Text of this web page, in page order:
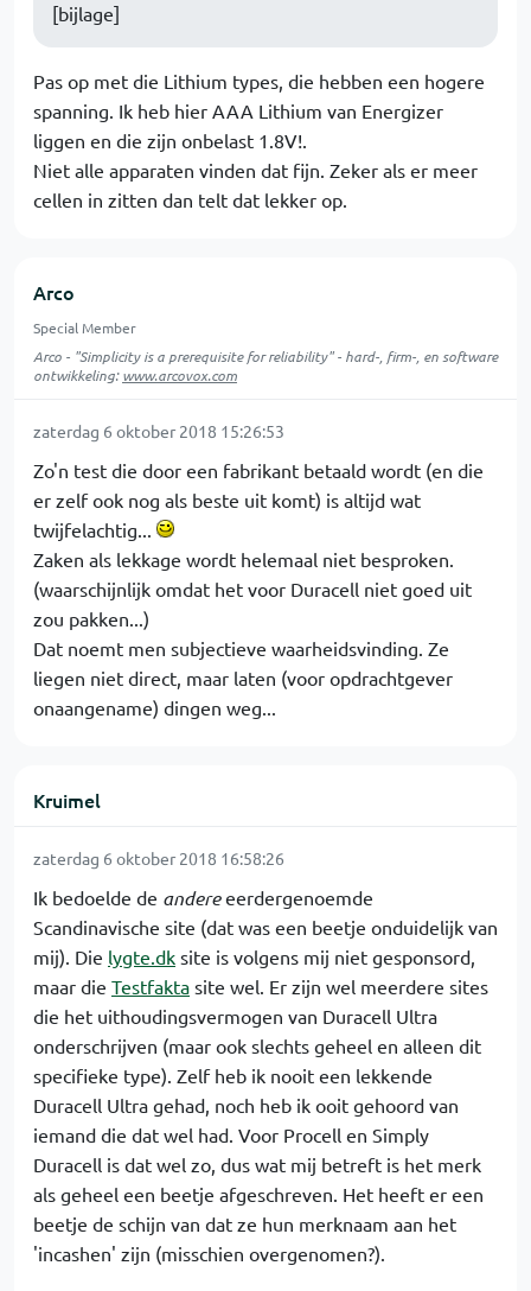
[bijlage]
Pas op met die Lithium types, die hebben een hogere
spanning. Ik heb hier AAA Lithium van Energizer
liggen en die zijn onbelast 1.8V!.
Niet alle apparaten vinden dat fijn. Zeker als er meer
cellen in zitten dan telt dat lekker op.
Arco
Special Member
Arco - "Simplicity is a prerequisite for reliability" - hard-, firm-, en software
ontwikkeling:www.arcovox.com
zaterdag 6 oktober 2018 15:26:53
Zo'n test die door een fabrikant betaald wordt (en die
er zelf ook nog als beste uit komt) is altijd wat
twijfelachtig...
Zaken als lekkage wordt helemaal niet besproken.
(waarschijnlijk omdat het voor Duracell niet goed uit
zou pakken...)
Dat noemt men subjectieve waarheidsvinding. Ze
liegen niet direct, maar laten (voor opdrachtgever
onaangename) dingen weg...
Kruimel
zaterdag 6 oktober 2018 16:58:26
Ik bedoelde de andereeerdergenoemde
Scandinavische site (dat was een beetje onduidelijk van
mij). Die lygte.dk site is volgens mij niet gesponsord,
maar die Testfakta site wel. Er zijn wel meerdere sites
die het uithoudingsvermogen van Duracell Ultra
onderschrijven (maar ook slechts geheel en alleen dit
specifieke type). Zelf heb ik nooit een lekkende
Duracell Ultra gehad, noch heb ik ooit gehoord van
iemand die dat wel had. Voor Procell en Simply
Duracell is dat wel zo, dus wat mij betreft is het merk
als geheel een beetje afgeschreven. Het heeft er een
beetje de schijn van dat ze hun merknaam aan het
'incashen' zijn (misschien overgenomen?).